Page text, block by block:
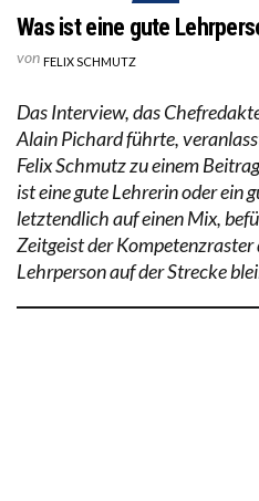
Was ist eine gute
von FELIX SCHMUTZ
Das Interview, das
Alain Pichard führte,
Felix Schmutz zu einem
ist eine gute Lehrerin oder ein
letztendlich auf einen Mix,
Zeitgeist der
Lehrperson auf der Strecke